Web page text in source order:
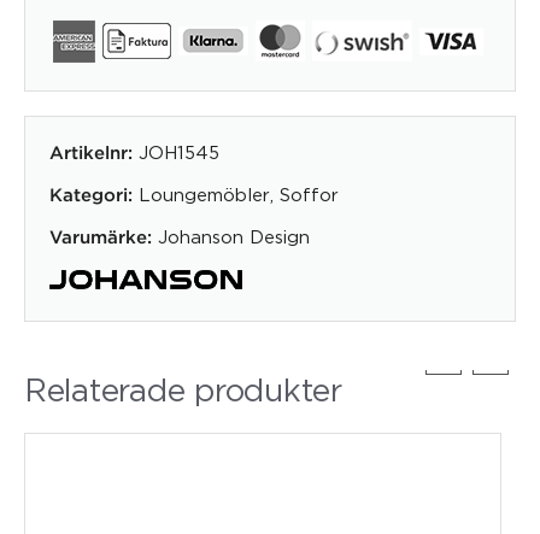
Artikelnr: JOH1545
Kategori: Loungemöbler Soffor
Varumärke: Johanson Design
Relaterade produkter